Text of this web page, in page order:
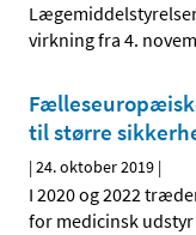
virkning fra 4.
til større
|24. oktober 2019 |
I 2020 og 2022
for medicinsk